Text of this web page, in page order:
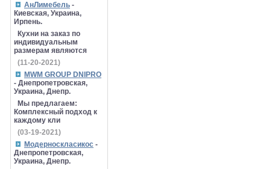
АнЛимебель -
Киевская, Украина,
Ирпень.
Кухни на заказ по
индивидуальным
размерам являются
(11-20-2021)
MWM GROUP DNIPRO
- Днепропетровская,
Украина, Днепр.
Мы предлагаем:
Комплексный подход к
каждому кли
(03-19-2021)
Модерноскласикос -
Днепропетровская,
Украина, Днепр.